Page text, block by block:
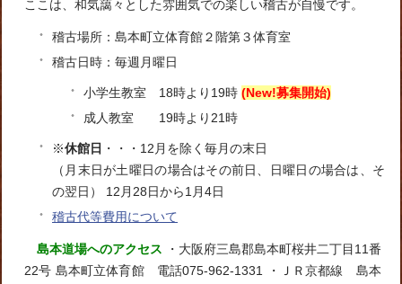
ここは、和気藹々とした雰囲気での楽しい稽古が自慢です。
稽古場所：島本町立体育館２階第３体育室
稽古日時：毎週月曜日
小学生教室 18時より19時 (New!募集開始)
成人教室 19時より21時
※休館日 ・・・12月を除く毎月の末日
（月末日が土曜日の場合はその前日、日曜日の場合は、そ
の翌日） 12月28日から1月4日
稽古代等費用について
島本道場へのアクセス ・大阪府三島郡島本町桜井二丁目11番
22号 島本町立体育館 電話075-962-1331 ・ＪＲ京都線 島本